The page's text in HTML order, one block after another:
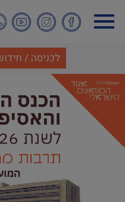
לתוכן
העיקרי
לכניסה /